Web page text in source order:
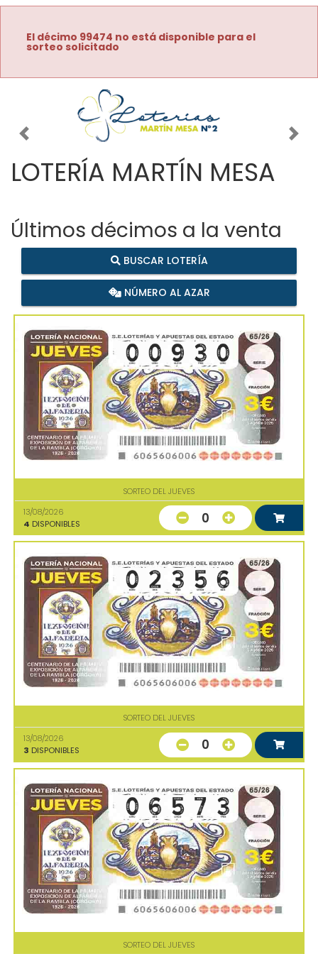
El décimo 99474 no está disponible para el
sorteo solicitado
Imagen anterior
LOTERÍA MARTÍN MESA
Últimos décimos a la venta
BUSCAR LOTERÍA
NÚMERO AL AZAR
SORTEO DEL JUEVES
13/08/2026
4 DISPONIBLES 0
SORTEO DEL JUEVES
13/08/2026
3 DISPONIBLES 0
SORTEO DEL JUEVES